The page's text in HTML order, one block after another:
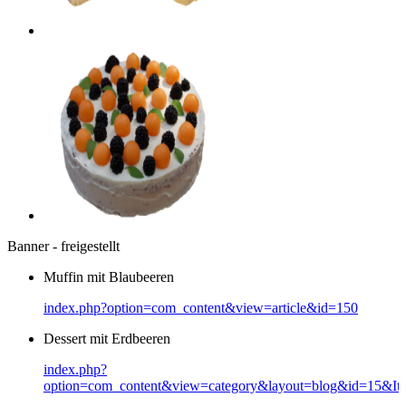
Banner - freigestellt
Muffin mit Blaubeeren
index.php?option=com_content&view=article&id=150
Dessert mit Erdbeeren
index.php?